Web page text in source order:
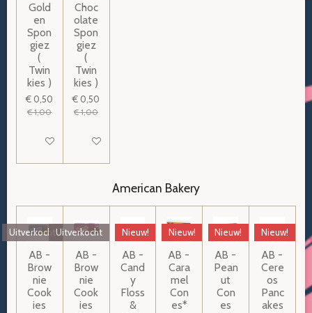
Gold
en
Spon
giez
(
Twin
kies )
€ 0,50
€ 1,00
Houd mij op de hoogte
Choc
olate
Spon
giez
(
Twin
kies )
€ 0,50
€ 1,00
Houd mij op de hoogte
American Bakery
Uitverkocht
AB -
Brow
nie
Cook
ies
Uitverkocht
AB -
Brow
nie
Cook
ies
Nieuw!
AB -
Cand
y
Floss
&
Nieuw!
AB -
Cara
mel
Con
es*
Nieuw!
AB -
Pean
ut
Con
es
Nieuw!
AB -
Cere
os
Panc
akes